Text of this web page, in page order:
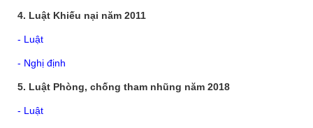
4. Luật Khiếu nại năm 2011
- Luật
- Nghị định
5. Luật Phòng, chống tham nhũng năm 2018
- Luật